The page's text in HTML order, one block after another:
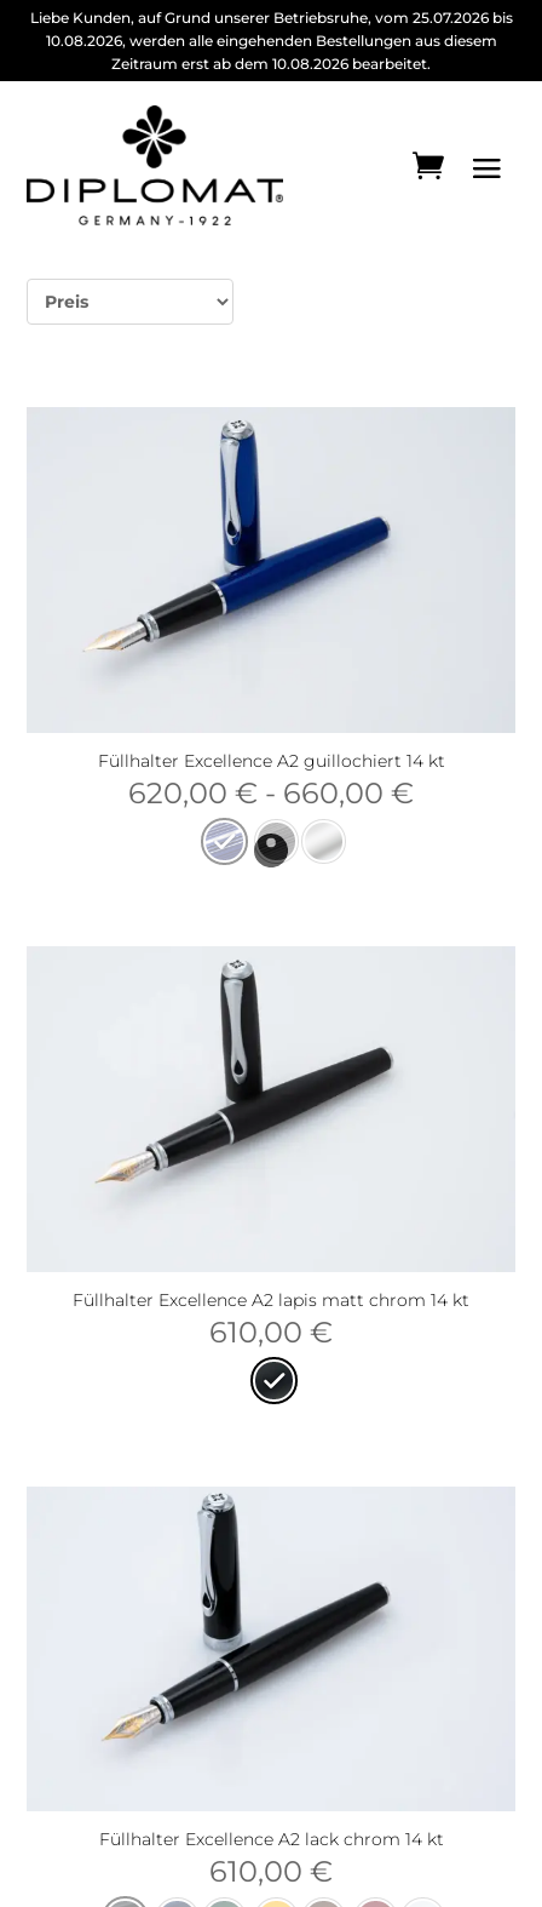
Liebe Kunden, auf Grund unserer Betriebsruhe, vom 25.07.2026 bis
10.08.2026, werden alle eingehenden Bestellungen aus diesem
Zeitraum erst ab dem 10.08.2026 bearbeitet.
Füllhalter Excellence A2 guillochiert 14 kt
620,00 € - 660,00 €
Füllhalter Excellence A2 lapis matt chrom 14 kt
610,00 €
Füllhalter Excellence A2 lack chrom 14 kt
610,00 €